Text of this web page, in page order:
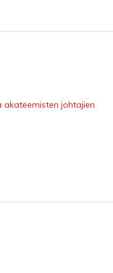
akateemis­ten johtajien